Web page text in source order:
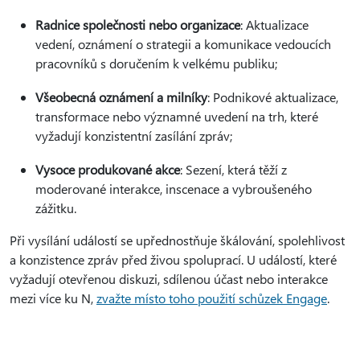
Radnice společnosti nebo organizace: Aktualizace
vedení, oznámení o strategii a komunikace vedoucích
pracovníků s doručením k velkému publiku;
Všeobecná oznámení a milníky: Podnikové aktualizace,
transformace nebo významné uvedení na trh, které
vyžadují konzistentní zasílání zpráv;
Vysoce produkované akce: Sezení, která těží z
moderované interakce, inscenace a vybroušeného
zážitku.
Při vysílání událostí se upřednostňuje škálování, spolehlivost
a konzistence zpráv před živou spoluprací. U událostí, které
vyžadují otevřenou diskuzi, sdílenou účast nebo interakce
mezi více ku N,zvažte místo toho použití schůzek Engage.